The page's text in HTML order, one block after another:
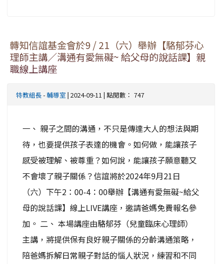
轉知信誼基金會於9 / 21（六）舉辦【駱郁芬心
理師主講／溝通有愛無礙~ 給父母的說話課】親
職線上講座
特教組長-輔導室 | 2024-09-11 | 點閱數： 747
一、 親子之間的溝通，不只是傳達大人的想法與期
待，也要提供孩子表達的機會。如何做，能讓孩子
感受被理解、被尊重？如何說，能讓孩子願意聽又
不會壞了親子關係？信誼將於2024年9月21日
（六）下午2：00-4：00舉辦【溝通有愛無礙~給父
母的說話課】線上LIVE講座，邀請爸媽免費報名參
加。 二、 本場講座由駱郁芬（兒童臨床心理師）
主講，將提供保有良好親子關係的分齡溝通策略，
陪爸媽拆解日常親子對話的惱人狀況，練習和不同